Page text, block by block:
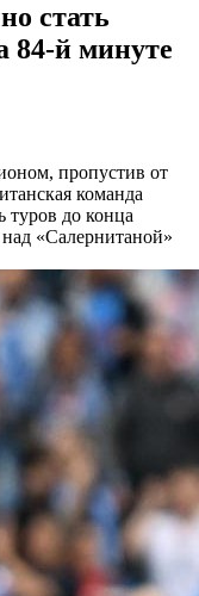
стать
84-й минуте
пропустив от
команда
туров до конца
«Салернитаной»